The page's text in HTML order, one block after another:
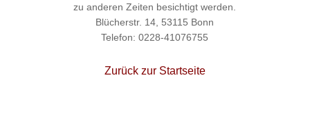
zu anderen Zeiten besichtigt werden.
Blücherstr. 14, 53115 Bonn
Telefon: 0228-41076755
Zurück zur Startseite